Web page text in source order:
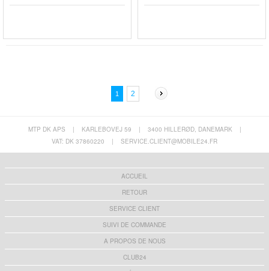
1 2
MTP DK APS | KARLEBOVEJ 59 | 3400 HILLERØD, DANEMARK
|
VAT: DK 37860220
| SERVICE.CLIENT@MOBILE24.FR
ACCUEIL
RETOUR
SERVICE CLIENT
SUIVI DE COMMANDE
A PROPOS DE NOUS
CLUB24